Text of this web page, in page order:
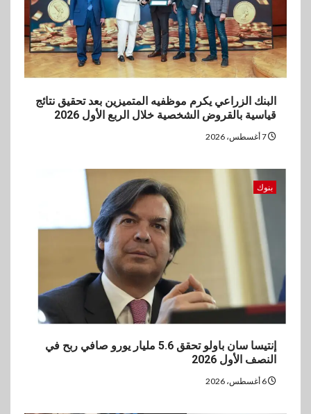
البنك الزراعي يكرم موظفيه المتميزين بعد تحقيق نتائج
قياسية بالقروض الشخصية خلال الربع الأول 2026
بنوك
إنتيسا سان باولو تحقق 5.6 مليار يورو صافي ربح في
النصف الأول 2026